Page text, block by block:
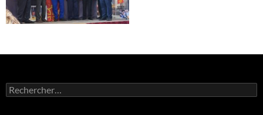
Rechercher :